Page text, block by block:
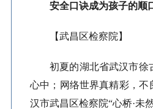
安全口诀成为孩子的顺
【武昌区检察院】
初夏的湖北省武汉市徐
心中；网络世界真精彩，
汉市武昌区检察院“心桥·未